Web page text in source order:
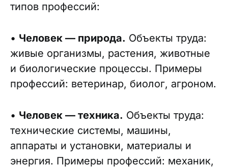
типов профессий:
• Человек — природа. Объекты труда:
живые организмы, растения, животные
и биологические процессы. Примеры
профессий: ветеринар, биолог, агроном.
• Человек — техника. Объекты труда:
технические системы, машины,
аппараты и установки, материалы и
энергия. Примеры профессий: механик,